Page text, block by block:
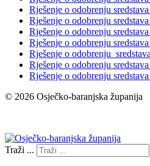
Rješenje o odobrenju
Rješenje o odobrenju
Rješenje o odobrenju
Rješenje o odobrenju
Rješenje o odobrenju
Rješenje o odobrenju
Rješenje o odobrenju
© 2026 Osječko-baranjska županija
Traži ...